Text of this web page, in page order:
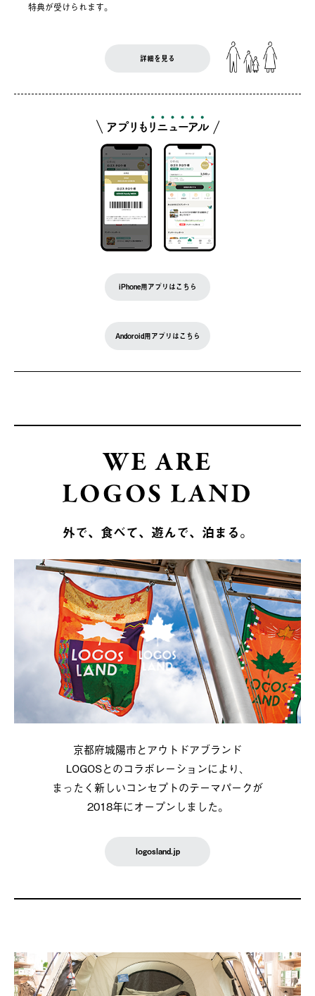
特典が受けられます。
詳細を見る
iPhone用アプリはこちら
Andoroid用アプリはこちら
WE ARE
LOGOS LAND
外で、食べて、遊んで、泊まる。
京都府城陽市とアウトドアブランド
LOGOSとのコラボレーションにより、
まったく新しいコンセプトのテーマパークが
2018年にオープンしました。
logosland.jp